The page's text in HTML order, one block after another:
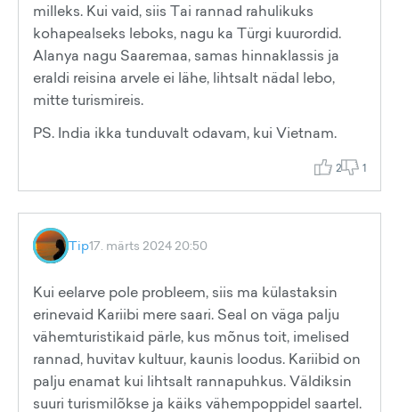
milleks. Kui vaid, siis Tai rannad rahulikuks
kohapealseks leboks, nagu ka Türgi kuurordid.
Alanya nagu Saaremaa, samas hinnaklassis ja
eraldi reisina arvele ei lähe, lihtsalt nädal lebo,
mitte turismireis.
PS. India ikka tunduvalt odavam, kui Vietnam.
2 1
Tip17. märts 2024 20:50
Kui eelarve pole probleem, siis ma külastaksin
erinevaid Kariibi mere saari. Seal on väga palju
vähemturistikaid pärle, kus mõnus toit, imelised
rannad, huvitav kultuur, kaunis loodus. Kariibid on
palju enamat kui lihtsalt rannapuhkus. Väldiksin
suuri turismilõkse ja käiks vähempoppidel saartel.